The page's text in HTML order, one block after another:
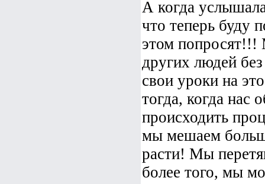
А когда
что теперь буду
этом
других людей
свои уроки на
тогда, когда нас
происходить
мы мешаем
расти! Мы
более того, мы